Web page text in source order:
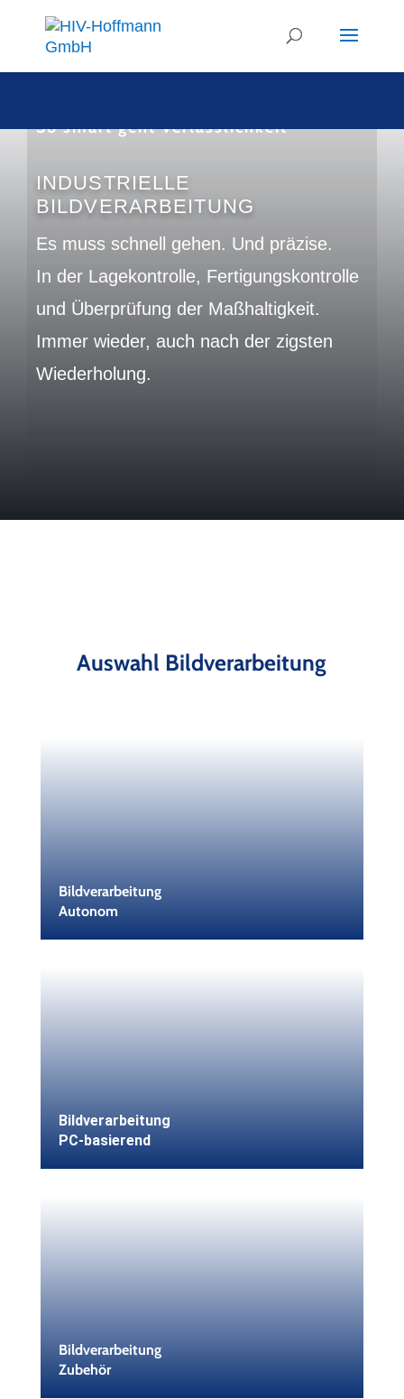
So smart geht Verlässlichkeit
INDUSTRIELLE
BILDVERARBEITUNG
Es muss schnell gehen. Und präzise.
In der Lagekontrolle, Fertigungskontrolle
und Überprüfung der Maßhaltigkeit.
Immer wieder, auch nach der zigsten
Wiederholung.
Auswahl Bildverarbeitung
Bildverarbeitung
Autonom
Bildverarbeitung
PC-basierend
Bildverarbeitung
Zubehör